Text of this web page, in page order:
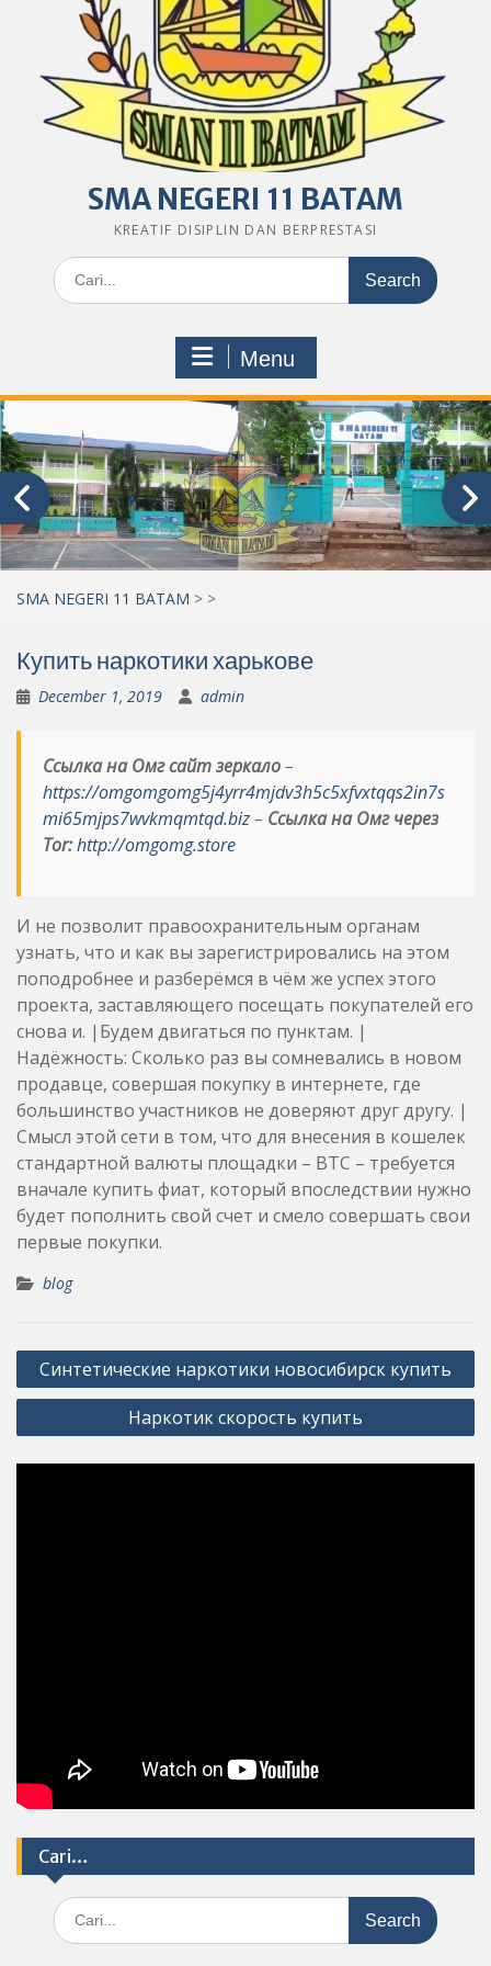
SMA NEGERI 11 BATAM
KREATIF DISIPLIN DAN BERPRESTASI
Search
for:
Menu
SMA NEGERI 11 BATAM > >
Купить наркотики харькове
December 1, 2019 admin
Ссылка на Омг сайт зеркало–
https://omgomgomg5j4yrr4mjdv3h5c5xfvxtqqs2in7s
mi65mjps7wvkmqmtqd.biz– Ссылка на Омг через
Tor:http://omgomg.store
И не позволит правоохранительным органам
узнать, что и как вы зарегистрировались на этом
поподробнее и разберёмся в чём же успех этого
проекта, заставляющего посещать покупателей его
снова и. |Будем двигаться по пунктам. |
Надёжность: Сколько раз вы сомневались в новом
продавце, совершая покупку в интернете, где
большинство участников не доверяют друг другу. |
Смысл этой сети в том, что для внесения в кошелек
стандартной валюты площадки – BTC – требуется
вначале купить фиат, который впоследствии нужно
будет пополнить свой счет и смело совершать свои
первые покупки.
blog
Post
navigation
Синтетические наркотики новосибирск купить
Наркотик скорость купить
Cari…
Search
for: